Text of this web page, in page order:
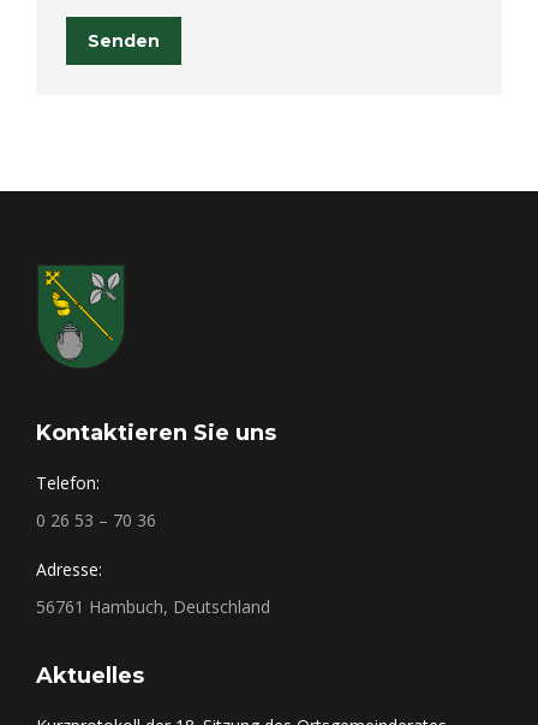
Senden
Kontaktieren Sie uns
Telefon:
0 26 53 – 70 36
Adresse:
56761 Hambuch, Deutschland
Aktuelles